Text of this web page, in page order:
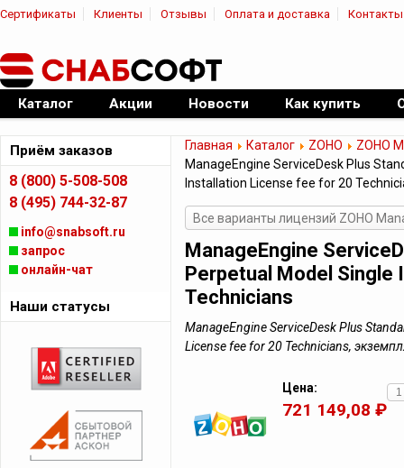
Сертификаты Клиенты Отзывы Оплата и доставка Контакты
Официальный дилер ПО
Каталог Акции Новости Как купить
Главная Каталог ZOHO
ZOHO
ManageEngine ServiceDesk Plus
Installation License fee for 20
Все варианты лицензий ZOHO
ManageEngine
Perpetual Model
Technicians
ManageEngine ServiceDesk Plus
License fee for 20 Technicians,
Цена:
721 149,08 ₽
Приём заказов
8 (800) 5-508-508
8 (495) 744-32-87
info@snabsoft.ru
запрос
онлайн-чат
Наши статусы